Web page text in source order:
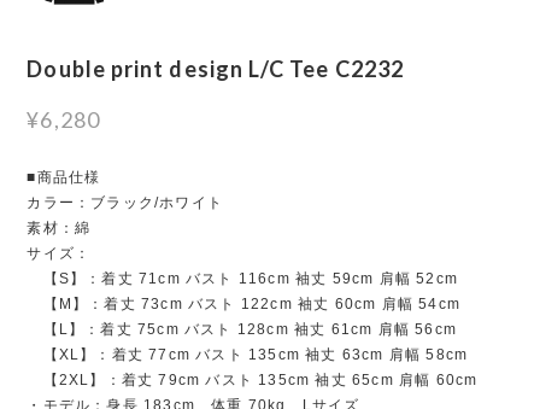
Double print design L/C Tee C2232
¥6,280
■商品仕様
カラー：ブラック/ホワイト
素材：綿
サイズ：
【S】：着丈 71cm バスト 116cm 袖丈 59cm 肩幅 52cm
【M】：着丈 73cm バスト 122cm 袖丈 60cm 肩幅 54cm
【L】：着丈 75cm バスト 128cm 袖丈 61cm 肩幅 56cm
【XL】：着丈 77cm バスト 135cm 袖丈 63cm 肩幅 58cm
【2XL】：着丈 79cm バスト 135cm 袖丈 65cm 肩幅 60cm
・モデル：身長 183cm 体重 70kg Lサイズ